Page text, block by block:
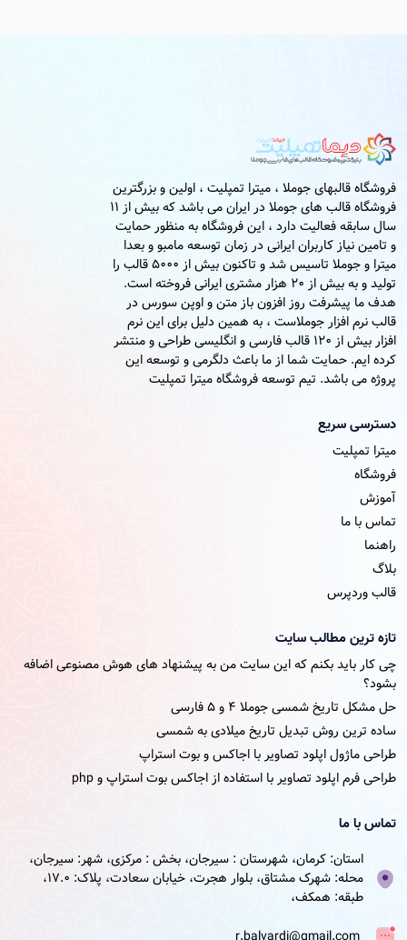
فروشگاه قالبهای جوملا ، میترا تمپلیت ، اولین و بزرگترین
فروشگاه قالب های جوملا در ایران می باشد که بیش از 11
سال سابقه فعالیت دارد ، این فروشگاه به منظور حمایت
و تامین نیاز کاربران ایرانی در زمان توسعه مامبو و بعدا
میترا و جوملا تاسیس شد و تاکنون بیش از 5000 قالب را
تولید و به بیش از 20 هزار مشتری ایرانی فروخته است.
هدف ما پیشرفت روز افزون باز متن و اوپن سورس در
قالب نرم افزار جوملاست ، به همین دلیل برای این نرم
افزار بیش از 120 قالب فارسی و انگلیسی طراحی و منتشر
کرده ایم. حمایت شما از ما باعث دلگرمی و توسعه این
پروژه می باشد. تیم توسعه فروشگاه میترا تمپلیت
دسترسی سریع
میترا تمپلیت
فروشگاه
آموزش
تماس با ما
راهنما
بلاگ
قالب وردپرس
تازه ترین مطالب سایت
چی کار باید بکنم که این سایت من به پیشنهاد های هوش مصنوعی اضافه
بشود؟
حل مشکل تاریخ شمسی جوملا ۴ و ۵ فارسی
ساده ترین روش تبدیل تاریخ میلادی به شمسی
طراحی ماژول اپلود تصاویر با اجاکس و بوت استراپ
طراحی فرم اپلود تصاویر با استفاده از اجاکس بوت استراپ و php
تماس با ما
استان: کرمان، شهرستان : سیرجان، بخش : مرکزی، شهر: سیرجان،
محله: شهرک مشتاق، بلوار هجرت، خیابان سعادت، پلاک: 17.0،
طبقه: همکف،